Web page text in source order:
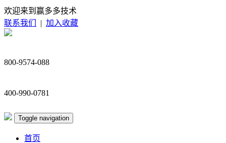
欢迎来到赢多多技术
联系我们
| 加入收藏
800-9574-088
400-990-0781
Toggle navigation
首页